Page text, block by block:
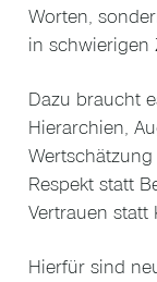
Worten,
in schwierigen
Dazu braucht
Hierarchien,
Respekt statt
Vertrauen statt
Hierfür sind